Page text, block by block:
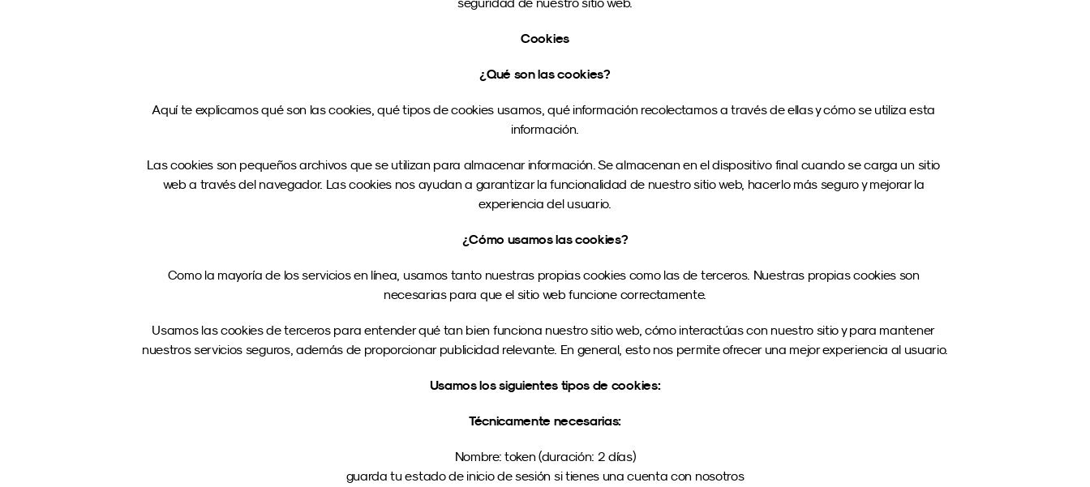
Cookies
¿Qué son las cookies?
Aquí te explicamos qué son las cookies, qué tipos de cookies usamos, qué información recolectamos a través de ellas y cómo se utiliza esta
información.
Las cookies son pequeños archivos que se utilizan para almacenar información. Se almacenan en el dispositivo final cuando se carga un sitio
web a través del navegador. Las cookies nos ayudan a garantizar la funcionalidad de nuestro sitio web, hacerlo más seguro y mejorar la
experiencia del usuario.
¿Cómo usamos las cookies?
Como la mayoría de los servicios en línea, usamos tanto nuestras propias cookies como las de terceros. Nuestras propias cookies son
necesarias para que el sitio web funcione correctamente.
Usamos las cookies de terceros para entender qué tan bien funciona nuestro sitio web, cómo interactúas con nuestro sitio y para mantener
nuestros servicios seguros, además de proporcionar publicidad relevante. En general, esto nos permite ofrecer una mejor experiencia al usuario.
Usamos los siguientes tipos de cookies:
Técnicamente necesarias:
Nombre: token (duración: 2 días)
guarda tu estado de inicio de sesión si tienes una cuenta con nosotros